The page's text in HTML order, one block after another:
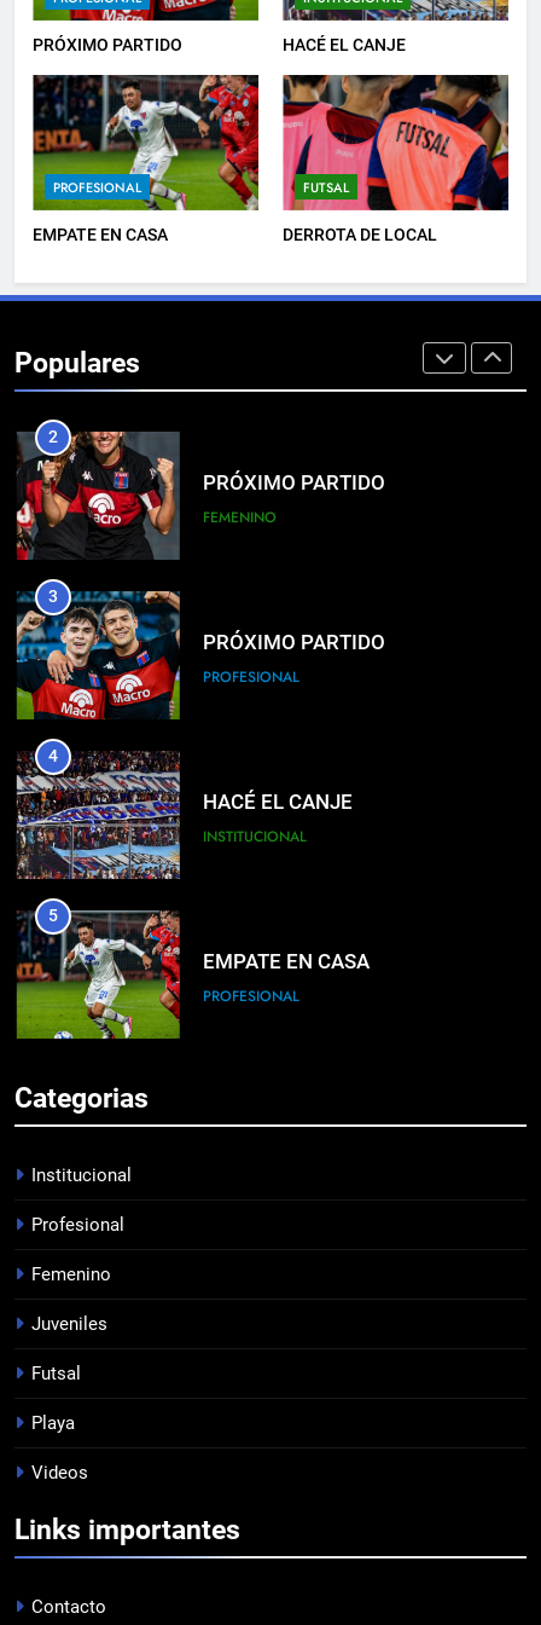
PRÓXIMO PARTIDO HACÉ EL CANJE
PROFESIONAL
EMPATE EN CASA
FUTSAL
DERROTA DE LOCAL
Populares
PROFESIONAL
8
EMPATÓ LA RESERVA
JUVENILES
2
PRÓXIMO PARTIDO
FEMENINO
3
PRÓXIMO PARTIDO
PROFESIONAL
4
HACÉ EL CANJE
INSTITUCIONAL
5
EMPATE EN CASA
PROFESIONAL
DERROTA DE LOCAL
7
8
1
Categorias
Institucional
Profesional
Femenino
Juveniles
Futsal
Playa
Videos
Links importantes
Contacto